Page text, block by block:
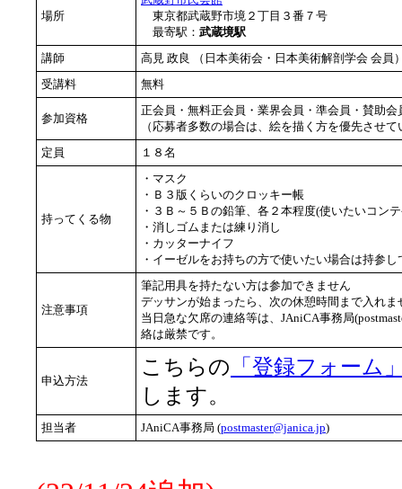
場所
東京都武蔵野市境２丁目３番７号
最寄駅： 武蔵境駅
講師
高見 政良 （日本美術会・日本美術解剖学会 会
受講料
無料
参加資格
正会員・無料正会員・業界会員・準会員・賛助
（応募者多数の場合は、絵を描く方を優先させ
定員
１８名
持ってくる物
・マスク
・Ｂ３版くらいのクロッキー帳
・３Ｂ～５Ｂの鉛筆、各２本程度(使いたいコン
・消しゴムまたは練り消し
・カッターナイフ
・イーゼルをお持ちの方で使いたい場合は持参し
注意事項
筆記用具を持たない方は参加できません
デッサンが始まったら、次の休憩時間まで入れ
当日急な欠席の連絡等は、JAniCA事務局
絡は厳禁です。
申込方法
こちらの 「登録フォーム
します。
担当者 JAniCA事務局 (postmaster@janica.jp)